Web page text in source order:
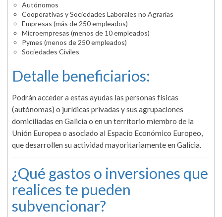
Autónomos
Cooperativas y Sociedades Laborales no Agrarias
Empresas (más de 250 empleados)
Microempresas (menos de 10 empleados)
Pymes (menos de 250 empleados)
Sociedades Civiles
Detalle beneficiarios:
Podrán acceder a estas ayudas las personas físicas
(autónomas) o jurídicas privadas y sus agrupaciones
domiciliadas en Galicia o en un territorio miembro de la
Unión Europea o asociado al Espacio Económico Europeo,
que desarrollen su actividad mayoritariamente en Galicia.
¿Qué gastos o inversiones que
realices te pueden
subvencionar?